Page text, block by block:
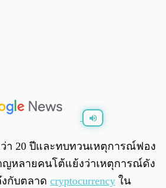
0:00
า 20 ปีและทบทวนเหตุการณ์ฟอง
ญหลายคนโต้แย้งว่าเหตุการณ์ดัง
กับตลาด cryptocurrency ใน